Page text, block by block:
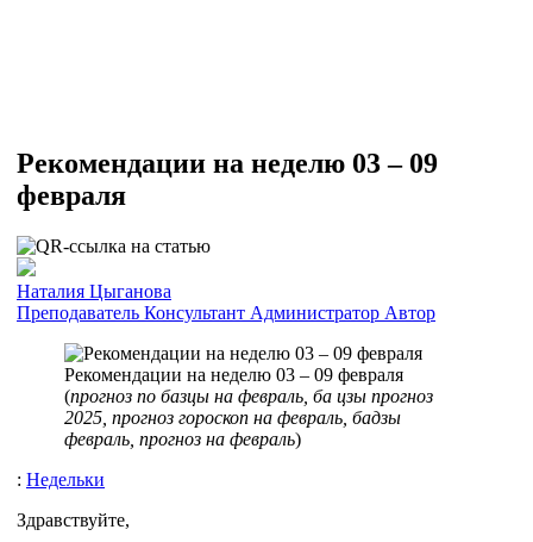
Рекомендации на неделю 03 – 09
февраля
Наталия Цыганова
Преподаватель Консультант Администратор Автор
Рекомендации на неделю 03 – 09 февраля
(прогноз по базцы на февраль, ба цзы прогноз
2025, прогноз гороскоп на февраль, бадзы
февраль, прогноз на февраль)
: Недельки
Здравствуйте,